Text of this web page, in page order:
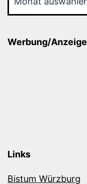
Werbung/Anzeige
Links
Bistum Würzburg